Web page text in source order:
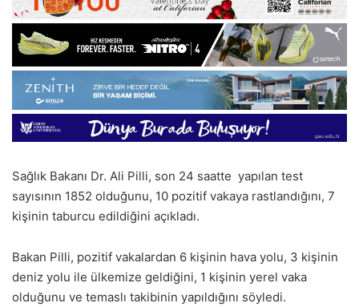
Sağlık Bakanı Dr. Ali Pilli, son 24 saatte yapılan test
sayısının 1852 olduğunu, 10 pozitif vakaya rastlandığını, 7
kişinin taburcu edildiğini açıkladı.
Bakan Pilli, pozitif vakalardan 6 kişinin hava yolu, 3 kişinin
deniz yolu ile ülkemize geldiğini, 1 kişinin yerel vaka
olduğunu ve temaslı takibinin yapıldığını söyledi.